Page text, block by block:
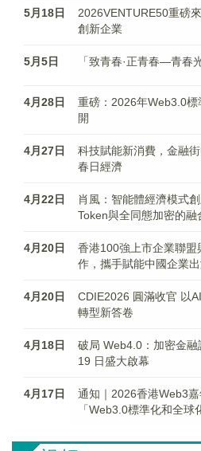
5月18日
2026VENTURE50重磅
創新企業
5月5日 「致青春·正青春—青春
4月28日
重磅：2026年Web3.0
開
4月27日
科技賦能新消費，金融
春日經濟
4月22日
肖風：智能體經濟模式
Token與全同態加密的融
4月20日
香港100強上市企業聯盟
作，攜手賦能中國企業
4月20日
CDIE2026 圓滿收官 以
轉型新答卷
4月18日
破局 Web4.0：加密金
19 日盛大啟幕
4月17日
通知｜2026香港Web3
「Web3.0標準化和全球